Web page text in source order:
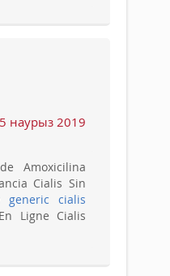
наурыз 2019
Amoxicilina
Cialis Sin
generic cialis
Ligne Cialis